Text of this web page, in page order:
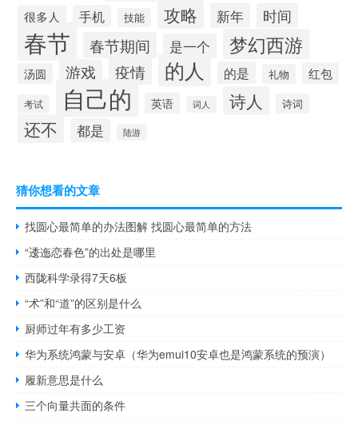
很多人 手机 技能 攻略 新年 时间
春节 春节期间 是一个 梦幻西游
汤圆 游戏 疫情 的人 的是 礼物 红包
考试 自己的 英语 词人 诗人 诗词
还不 都是 陆游
猜你想看的文章
找圆心最简单的办法图解 找圆心最简单的方法
“逶迤恋春色”的出处是哪里
西陇科学录得7天6板
“术”和“道”的区别是什么
厨师过年有多少工资
华为系统鸿蒙与安卓（华为emui10安卓也是鸿蒙系统的预演）
履新意思是什么
三个向量共面的条件